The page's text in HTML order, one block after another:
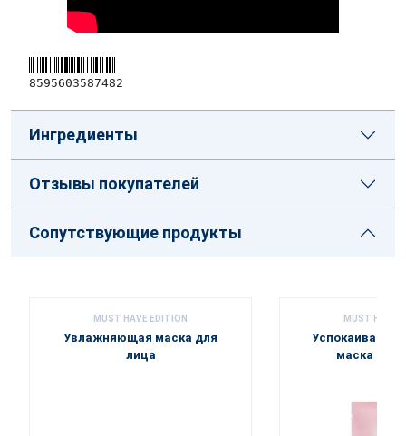
8595603587482
Ингредиенты
Отзывы покупателей
Сопутствующие продукты
MUST HAVE EDITION
Увлажняющая маска для
лица
MUST HAVE
маска с